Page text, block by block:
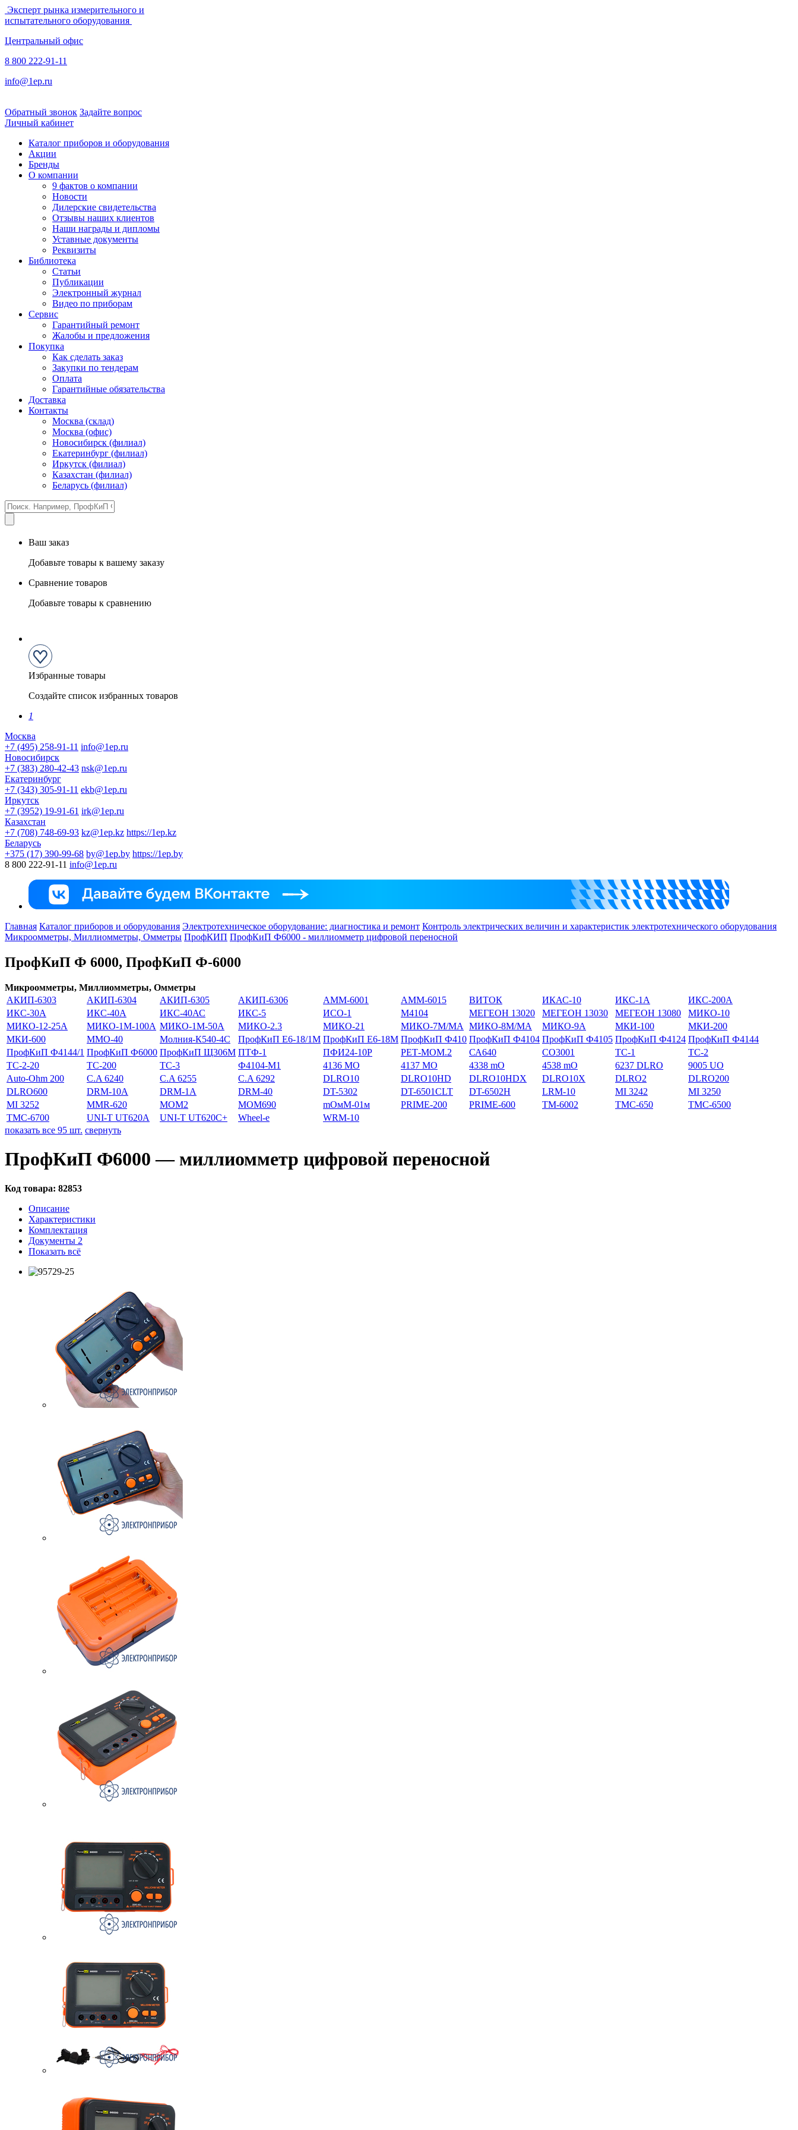
Эксперт рынка измерительного и
испытательного оборудования
Центральный офис
8 800 222-91-11
info@1ep.ru
Обратный звонок Задайте вопрос
Личный кабинет
Каталог приборов и оборудования
Акции
Бренды
О компании
9 фактов о компании
Новости
Дилерские свидетельства
Отзывы наших клиентов
Наши награды и дипломы
Уставные документы
Реквизиты
Библиотека
Статьи
Публикации
Электронный журнал
Видео по приборам
Сервис
Гарантийный ремонт
Жалобы и предложения
Покупка
Как сделать заказ
Закупки по тендерам
Оплата
Гарантийные обязательства
Доставка
Контакты
Москва (склад)
Москва (офис)
Новосибирск (филиал)
Екатеринбург (филиал)
Иркутск (филиал)
Казахстан (филиал)
Беларусь (филиал)
Ваш заказ
Добавьте товары к вашему заказу
Сравнение товаров
Добавьте товары к сравнению
Избранные товары
Создайте список избранных товаров
1
Москва
+7 (495) 258-91-11 info@1ep.ru
Новосибирск
+7 (383) 280-42-43 nsk@1ep.ru
Екатеринбург
+7 (343) 305-91-11 ekb@1ep.ru
Иркутск
+7 (3952) 19-91-61 irk@1ep.ru
Казахстан
+7 (708) 748-69-93 kz@1ep.kz https://1ep.kz
Беларусь
+375 (17) 390-99-68 by@1ep.by https://1ep.by
8 800 222-91-11 info@1ep.ru
Главная Каталог приборов и оборудования Электротехническое оборудование: диагностика и ремонт Контроль электрических величин и характеристик электротехнического оборудования
Микроомметры, Миллиомметры, Омметры ПрофКИП ПрофКиП Ф6000 - миллиомметр цифровой переносной
ПрофКиП Ф 6000, ПрофКиП Ф-6000
Микроомметры, Миллиомметры, Омметры
АКИП-6303
АКИП-6304 АКИП-6305 АКИП-6306 АММ-6001 АММ-6015 ВИТОК ИКАС-10 ИКС-1А
ИКС-200А
ИКС-30А
ИКС-40А ИКС-40АС ИКС-5 ИСО-1 М4104 МЕГЕОН 13020 МЕГЕОН 13030 МЕГЕОН 13080
МИКО-10
МИКО-12-25А
МИКО-1М-100А МИКО-1М-50А МИКО-2.3 МИКО-21 МИКО-7М/МА МИКО-8М/MA МИКО-9А МКИ-100
МКИ-200
МКИ-600
ММО-40 Молния-К540-4С ПрофКиП Е6-18/1М ПрофКиП Е6-18М ПрофКиП Ф410 ПрофКиП Ф4104 ПрофКиП Ф4105 ПрофКиП Ф4124 ПрофКиП Ф4144
ПрофКиП Ф4144/1 ПрофКиП Ф6000 ПрофКиП Щ306М ПТФ-1 ПФИ24-10Р РЕТ-МОМ.2 СА640 СО3001 ТС-1
ТС-2
ТС-2-20
ТС-200 ТС-3 Ф4104-М1 4136 MO 4137 MO 4338 mO 4538 mO 6237 DLRO
9005 UO
Auto-Ohm 200
C.A 6240 C.A 6255 C.A 6292 DLRO10 DLRO10HD DLRO10HDX DLRO10X DLRO2
DLRO200
DLRO600
DRM-10A DRM-1A DRM-40 DT-5302 DT-6501CLT DT-6502H LRM-10 MI 3242
MI 3250
MI 3252
MMR-620 MOM2 MOM690 mОмМ-01м PRIME-200 PRIME-600 TM-6002 TMC-650
TMC-6500
TMC-6700
UNI-T UT620A UNI-T UT620C+ Wheel-e
WRM-10
показать все 95 шт. свернуть
ПрофКиП Ф6000 — миллиомметр цифровой переносной
Код товара: 82853
Описание
Характеристики
Комплектация
Документы 2
Показать всё